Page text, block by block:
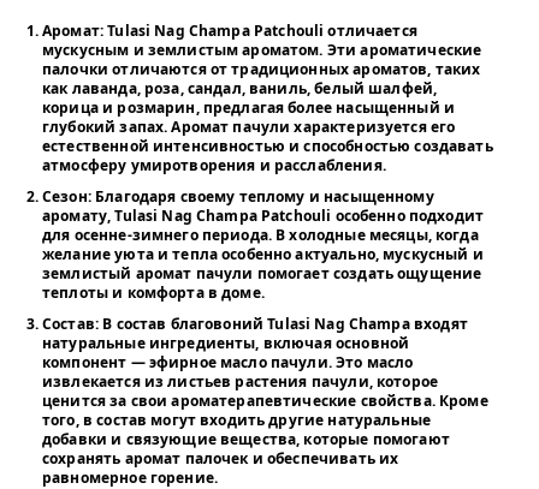
Аромат: Tulasi Nag Champa Patchouli отличается
мускусным и землистым ароматом. Эти ароматические
палочки отличаются от традиционных ароматов, таких
как лаванда, роза, сандал, ваниль, белый шалфей,
корица и розмарин, предлагая более насыщенный и
глубокий запах. Аромат пачули характеризуется его
естественной интенсивностью и способностью создавать
атмосферу умиротворения и расслабления.
Сезон: Благодаря своему теплому и насыщенному
аромату, Tulasi Nag Champa Patchouli особенно подходит
для осенне-зимнего периода. В холодные месяцы, когда
желание уюта и тепла особенно актуально, мускусный и
землистый аромат пачули помогает создать ощущение
теплоты и комфорта в доме.
Состав: В состав благовоний Tulasi Nag Champa входят
натуральные ингредиенты, включая основной
компонент — эфирное масло пачули. Это масло
извлекается из листьев растения пачули, которое
ценится за свои ароматерапевтические свойства. Кроме
того, в состав могут входить другие натуральные
добавки и связующие вещества, которые помогают
сохранять аромат палочек и обеспечивать их
равномерное горение.